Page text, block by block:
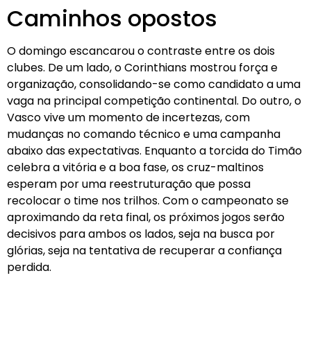
Caminhos opostos
O domingo escancarou o contraste entre os dois
clubes. De um lado, o Corinthians mostrou força e
organização, consolidando-se como candidato a uma
vaga na principal competição continental. Do outro, o
Vasco vive um momento de incertezas, com
mudanças no comando técnico e uma campanha
abaixo das expectativas. Enquanto a torcida do Timão
celebra a vitória e a boa fase, os cruz-maltinos
esperam por uma reestruturação que possa
recolocar o time nos trilhos. Com o campeonato se
aproximando da reta final, os próximos jogos serão
decisivos para ambos os lados, seja na busca por
glórias, seja na tentativa de recuperar a confiança
perdida.